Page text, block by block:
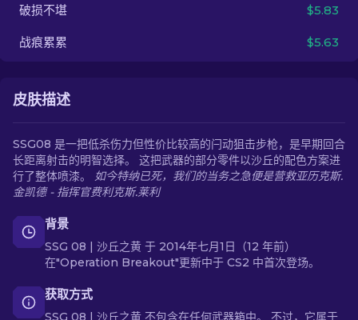
破损不堪 $5.83
战痕累累 $5.63
皮肤描述
SSG08 是一把低杀伤力但性价比较高的闩动狙击步枪，是早期回合
长距离射击的明智选择。 这把武器的部分零件以沙丘的配色方案进
行了整体喷漆。 如今特纳已死，我们的当务之急便是营救亚历克斯.
金凯德 - 指挥官费利克斯.莱利
背景
SSG 08 | 沙丘之黄 于 2014年七月1日（12 年前）
在"Operation Breakout"更新中于 CS2 中首次登场。
获取方式
SSG 08 | 沙丘之黄 不包含在任何武器箱中。 不过，它属于